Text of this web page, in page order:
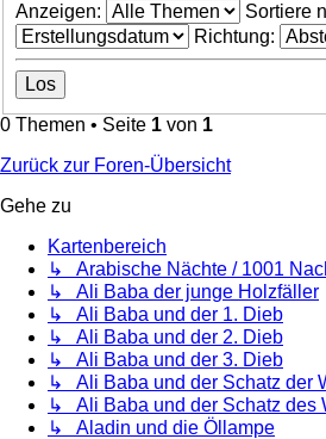
Anzeigen:
Sortiere
Richtung:
0 Themen • Seite 1 von 1
Zurück zur Foren-Übersicht
Gehe zu
Kartenbereich
↳ Arabische Nächte / 1001
↳ Ali Baba der junge Holzfäller
↳ Ali Baba und der 1. Dieb
↳ Ali Baba und der 2. Dieb
↳ Ali Baba und der 3. Dieb
↳ Ali Baba und der Schatz der
↳ Ali Baba und der Schatz des
↳ Aladin und die Öllampe